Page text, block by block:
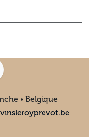
• Belgique